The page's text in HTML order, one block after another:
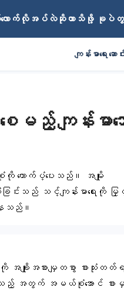
လောက်လိုအပ်လဲဆိုတာသိဖို့ ခုပဲ
ကျန်းမာရေး ဆောင်း
မည့် ကျန်းမာသ
ထောက်ပံ့ပေးသည်။ အမျိုး
းခြင်းသည် သင့်ကျန်းမာရေးကို မြှ
ေသည်။
ျိုးအစားမျှတစွာ စားသုံးတတ်ရ
ည့် အတွက် အမယ်စုံအောင် စားမှ